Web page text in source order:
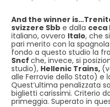
And the winner
svizzere Sbb e dalla ceca
italiano, ovvero Italo, che
pari merito con la spagnola
fondo a questo studio la
Sncf che, invece, si
studio), Hellenic Trains,
alle Ferrovie dello Stato) e
Quest’ultima penalizzata
biglietti carissimi. Criterio
primeggia. Superato in